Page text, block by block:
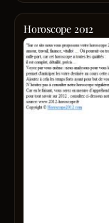
Horoscope 2012